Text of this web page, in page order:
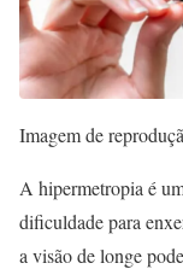
Imagem de
A hipermetropia é
dificuldade para
a visão de longe